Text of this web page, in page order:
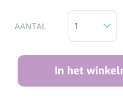
Ultrasound
Optische biometers
Perimeters
AANTAL
In het